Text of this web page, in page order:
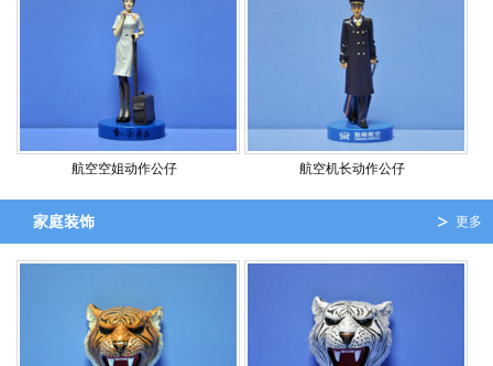
航空空姐动作公仔 航空机长动作公仔
更多
家庭装饰